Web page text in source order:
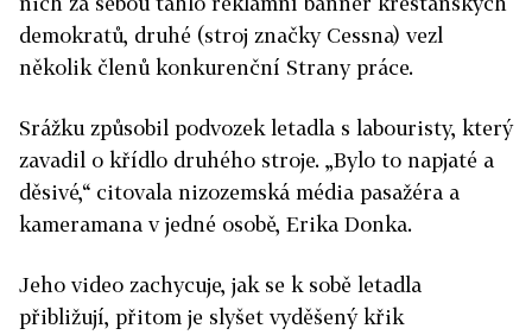
demokratů, druhé (stroj značky Cessna) vezl
několik členů konkurenční Strany práce.
Srážku způsobil podvozek letadla s labouristy, který
zavadil o křídlo druhého stroje. „Bylo to napjaté a
děsivé,“ citovala nizozemská média pasažéra a
kameramana v jedné osobě, Erika Donka.
Jeho video zachycuje, jak se k sobě letadla
přibližují, přitom je slyšet vyděšený křik